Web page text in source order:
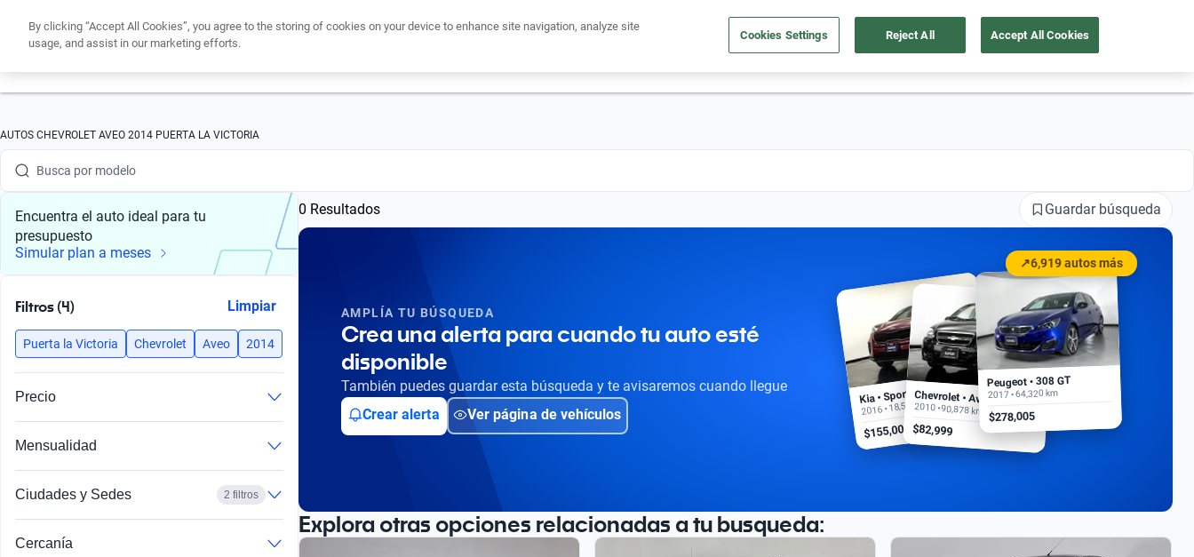
Cuida tu auto Nosotros 55 4162 9202 Ubicación
AUTOS CHEVROLET AVEO 2014 PUERTA LA VICTORIA
Busca por marca
Busca por modelo
Busca por versión
Busca por año
Busca por modelo
Busca por año
Encuentra el auto ideal para tu
presupuesto
Simular plan a meses
Filtros (4) Limpiar
Puerta la Victoria Chevrolet Aveo 2014
Precio
Mensualidad
Ciudades y Sedes 2 filtros
Cercanía
0 Resultados Guardar búsqueda
AMPLÍA TU BÚSQUEDA
Crea una alerta para cuando tu auto esté
disponible
También puedes guardar esta búsqueda y te avisaremos cuando llegue
Crear alerta
Ver página de vehículos
↗6,919 autos más
Kia • Sportage EX
2016 • 18,500 km
$155,000
Chevrolet • Aveo
2010 • 90,878 km
$82,999
Peugeot • 308 GT
2017 • 64,320 km
$278,005
Explora otras opciones relacionadas a tu busqueda:
By clicking “Accept All Cookies”, you agree to the storing of cookies on your device to enhance site navigation, analyze site
usage, and assist in our marketing efforts.
Cookies Settings Reject All Accept All Cookies